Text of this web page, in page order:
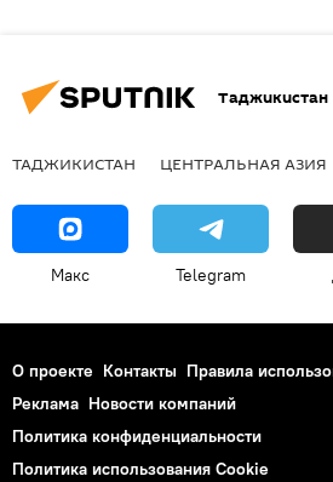
Таджикистан
ТАДЖИКИСТАН ЦЕНТРАЛЬНАЯ АЗИЯ
Макс Telegram
О проекте Контакты Правила
Реклама Новости компаний
Политика конфиденциальности
Политика использования Cookie